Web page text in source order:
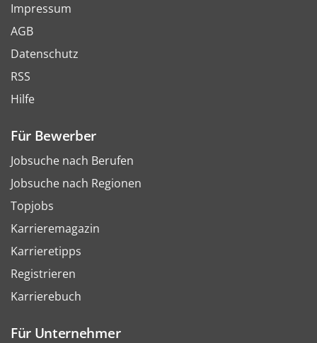
Impressum
AGB
Datenschutz
RSS
Hilfe
Für Bewerber
Jobsuche nach Berufen
Jobsuche nach Regionen
Topjobs
Karrieremagazin
Karrieretipps
Registrieren
Karrierebuch
Für Unternehmer